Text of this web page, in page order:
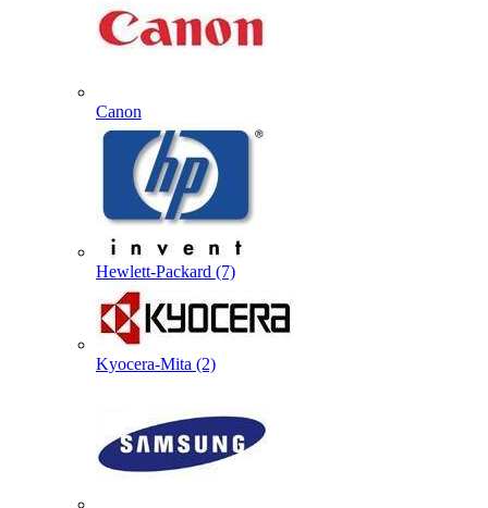
Canon
Hewlett-Packard (7)
Kyocera-Mita (2)